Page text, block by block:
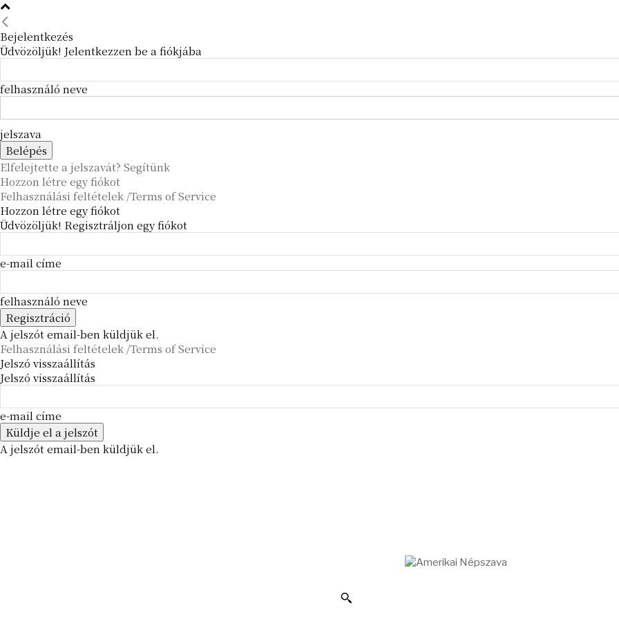
Bejelentkezés
Üdvözöljük! Jelentkezzen be a fiókjába
felhasználó neve
jelszava
Elfelejtette a jelszavát? Segítünk
Hozzon létre egy fiókot
Felhasználási feltételek /Terms of Service
Hozzon létre egy fiókot
Üdvözöljük! Regisztráljon egy fiókot
e-mail címe
felhasználó neve
A jelszót email-ben küldjük el.
Felhasználási feltételek /Terms of Service
Jelszó visszaállítás
Jelszó visszaállítás
e-mail címe
A jelszót email-ben küldjük el.